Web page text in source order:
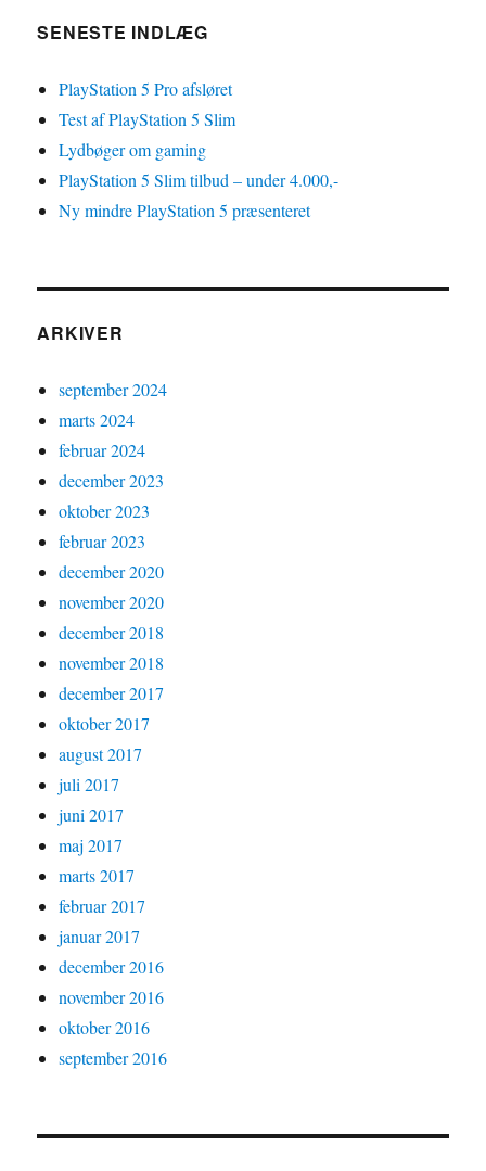
Pro
SENESTE INDLÆG
PlayStation 5 Pro afsløret
Test af PlayStation 5 Slim
Lydbøger om gaming
PlayStation 5 Slim tilbud – under 4.000,-
Ny mindre PlayStation 5 præsenteret
ARKIVER
september 2024
marts 2024
februar 2024
december 2023
oktober 2023
februar 2023
december 2020
november 2020
december 2018
november 2018
december 2017
oktober 2017
august 2017
juli 2017
juni 2017
maj 2017
marts 2017
februar 2017
januar 2017
december 2016
november 2016
oktober 2016
september 2016